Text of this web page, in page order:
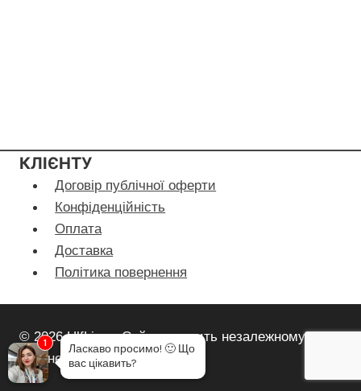
КЛІЄНТУ
Договір публічної оферти
Конфіденційність
Оплата
Доставка
Політика повернення
© 2026 HlfLiza - Сайт належить незалежному
партнеру Herbalife Nutrition
1 Ласкаво просимо! 🙂 Що
вас цікавить?